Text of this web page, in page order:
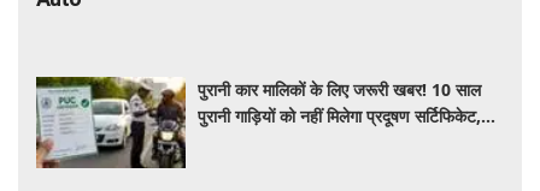
पुरानी कार मालिकों के लिए जरूरी खबर! 10 साल
पुरानी गाड़ियों को नहीं मिलेगा प्रदूषण सर्टिफिकेट,